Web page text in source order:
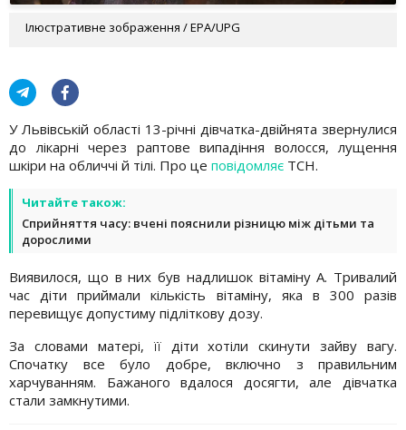
Ілюстративне зображення / EPA/UPG
У Львівській області 13-річні дівчатка-двійнята звернулися
до лікарні через раптове випадіння волосся, лущення
шкіри на обличчі й тілі. Про це повідомляє ТСН.
Читайте також:
Сприйняття часу: вчені пояснили різницю між дітьми та
дорослими
Виявилося, що в них був надлишок вітаміну А. Тривалий
час діти приймали кількість вітаміну, яка в 300 разів
перевищує допустиму підліткову дозу.
За словами матері, її діти хотіли скинути зайву вагу.
Спочатку все було добре, включно з правильним
харчуванням. Бажаного вдалося досягти, але дівчатка
стали замкнутими.